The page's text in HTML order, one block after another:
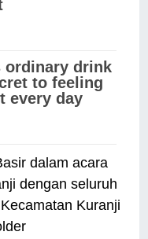
dalam acara
dengan seluruh
Kuranji